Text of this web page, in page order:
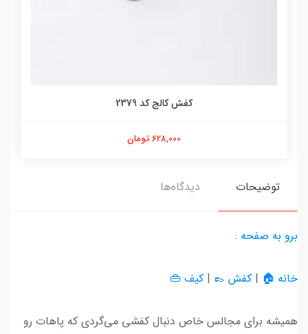
کفش کالج کد 2379
628,000 تومان
توضیحات دیدگاه‌ها
برو به صفحه :
خانه 🏠 | کفش 👞 | کیف 👜
همیشه برای مجالس خاص دنبال کفشی می‌گردی که پاهات رو